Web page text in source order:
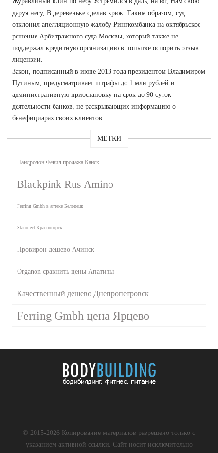
даруя негу, В деревеньке сделав крюк. Таким образом, суд
отклонил апелляционную жалобу Рингкомбанка на октябрьское
решение Арбитражного суда Москвы, который также не
поддержал кредитную организацию в попытке оспорить отзыв
лицензии.
Закон, подписанный в июне 2013 года президентом Владимиром
Путиным, предусматривает штрафы до 1 млн рублей и
административную приостановку на срок до 90 суток
деятельности банков, не раскрывающих информацию о
бенефициарах своих клиентов.
МЕТКИ
Нандролон Фенил продажа Канск
Blackpink Rus Amino
Ferring Gmbh в аптеке Белорецк
Stanoject Красногорск
Провирон дешево Ачинск
Organon сравнить цены Апатиты
Качественный дешево Днепропетровск
Ferring Gmbh цена Ярцево
© 2015-2026 Копирование материалов разрешено только с
указанием активной ссылки. Сайт носит исключительно